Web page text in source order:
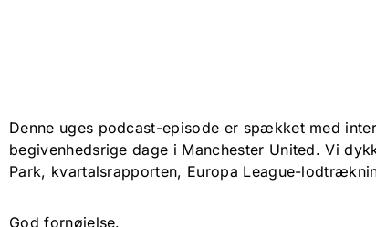
Denne uges podcast-episode er spækket med
begivenhedsrige dage i Manchester United. Vi
Park, kvartalsrapporten, Europa League-
God fornøjelse.